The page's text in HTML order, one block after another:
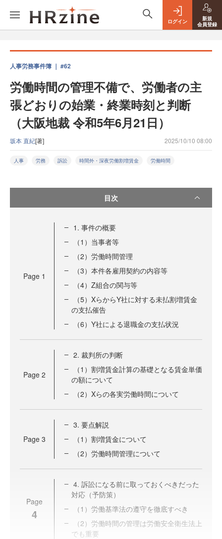
ログイン
新規
会員登録
人事労務事件簿 ｜ #62
労働時間の管理不備で、労働者の主
張どおりの始業・終業時刻と判断
（大阪地裁 令和5年6月21日）
坂本 直紀[著] 2025/10/10 08:00
人事 労務 訴訟 時間外・深夜労働割増賃金 労働時間
目次
Page 1
1. 事件の概要
（1）当事者等
（2）労働時間管理
（3）本件各雇用契約の内容等
（4）Z組合の関与等
（5）XらからY社に対する未払割増賃金
の支払催告
（6）Y社による退職金の支払状況
Page 2
2. 裁判所の判断
（1）割増賃金計算の基礎となる賃金単価
の額について
（2）Xらの各実労働時間について
Page 3
3. 要点解説
（1）割増賃金について
（2）労働時間管理について
Page
4
4. 訴訟になる前に取っておくべきだった
対応（予防策）
（1）労働基準法の遵守を徹底すべき
（2）労働時間の管理は労働安全衛生法上
でも重要